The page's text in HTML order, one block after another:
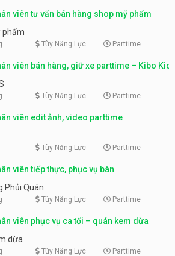
viên tư vấn bán hàng shop mỹ phẩm
phẩm
Tùy Năng Lực Parttime
viên bán hàng, giữ xe parttime – Kibo Kid
Tùy Năng Lực Parttime
viên edit ảnh, video parttime
Tùy Năng Lực Parttime
viên tiếp thực, phục vụ bàn
Phủi Quán
Tùy Năng Lực Parttime
viên phục vụ ca tối – quán kem dừa
dừa
Tùy Năng Lực Parttime